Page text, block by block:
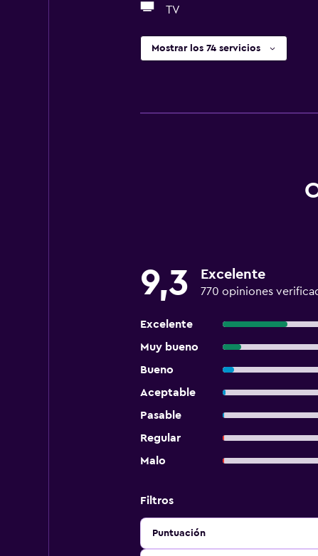
TV
Mostrar los 74 servicios
9,3 Excelente
770 opiniones
Excelente
Muy bueno
Bueno
Aceptable
Pasable
Regular
Malo
Filtros
Puntuación